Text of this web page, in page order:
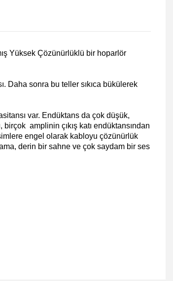
Yüksek Çözünürlüklü bir hoparlör
Daha sonra bu teller sıkıca bükülerek
var. Endüktans da çok düşük,
amplinin çıkış katı endüktansından
engel olarak kabloyu çözünürlük
derin bir sahne ve çok saydam bir ses